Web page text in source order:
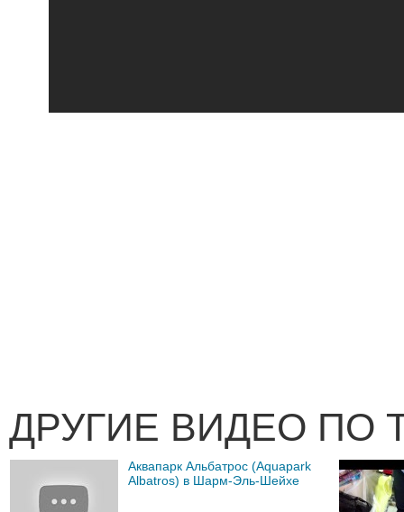
ДРУГИЕ ВИДЕО ПО
Аквапарк Альбатрос (Aquapark
Albatros) в Шарм-Эль-Шейхе